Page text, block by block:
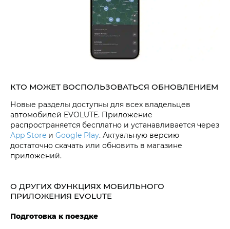
КТО МОЖЕТ ВОСПОЛЬЗОВАТЬСЯ ОБНОВЛЕНИЕМ
Новые разделы доступны для всех владельцев
автомобилей EVOLUTE. Приложение
распространяется бесплатно и устанавливается через
App Store и Google Play. Актуальную версию
достаточно скачать или обновить в магазине
приложений.
О ДРУГИХ ФУНКЦИЯХ МОБИЛЬНОГО
ПРИЛОЖЕНИЯ EVOLUTE
Подготовка к поездке